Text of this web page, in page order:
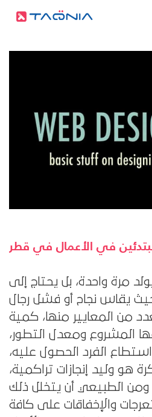
في الأعمال في قطر
مرة واحدة، بل يحتاج إلى
يقاس نجاح أو فشل رجال
من المعايير منها، كمية
المشروع ومعدل التطور،
استطاع الفرد الحصول عليه،
هو وليد إنجازات تراكمية،
ومن الطبيعي أن يتخلل ذلك
والإخفاقات على كافة